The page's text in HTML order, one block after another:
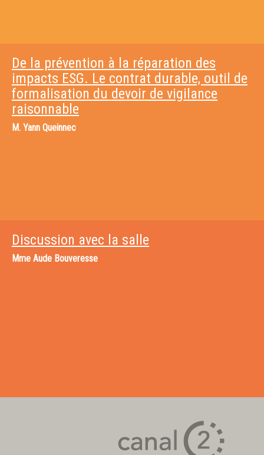
De la prévention à la réparation des
impacts ESG. Le contrat durable, outil de
formalisation du devoir de vigilance
raisonnable
M. Yann Queinnec
Discussion avec la salle
Mme Aude Bouveresse